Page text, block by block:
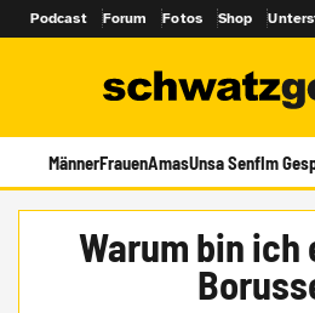
Podcast Forum Fotos Shop
MännerFrauenAmasUnsa SenfIm
Warum bin